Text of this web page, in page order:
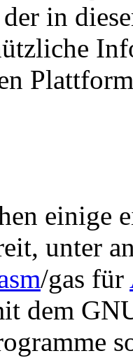
in
einige
unter
/gas für
dem